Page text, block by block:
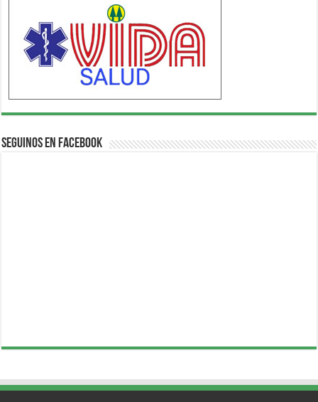
Seguinos en Facebook